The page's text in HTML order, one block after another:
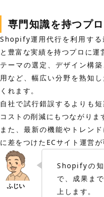
専門知識を持つプ
Shopify運用代行を利用する
と豊富な実績を持つプロに運
テーマの選定、デザイン構
用など、幅広い分野を熟知
くれます。
自社で試行錯誤するよりも
コストの削減にもつながりま
また、最新の機能やトレン
に差をつけたECサイト運営が
Shopifyの
で、成果ま
上します。